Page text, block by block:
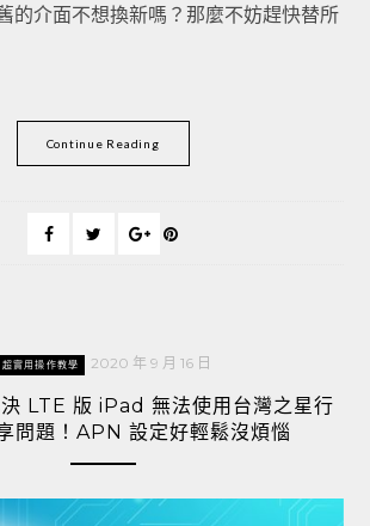
的介面不想換新嗎？那麼不妨趕快替所
Continue Reading
超實用操作教學 2020 年 9 月 16 日
LTE 版 iPad 無法使用台灣之星行
問題！APN 設定好輕鬆沒煩惱